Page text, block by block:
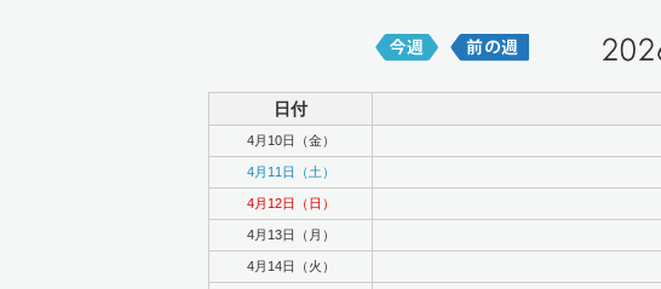
日付
4月10日（金）
4月11日（土）
4月12日（日）
4月13日（月）
4月14日（火）